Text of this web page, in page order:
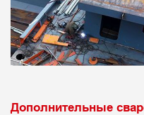
Дополнительные